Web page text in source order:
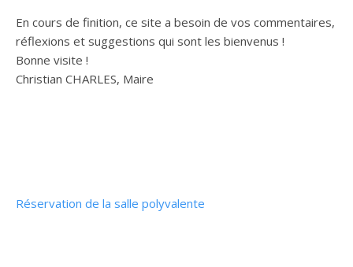
En cours de finition, ce site a besoin de vos commentaires,
réflexions et suggestions qui sont les bienvenus !
Bonne visite !
Christian CHARLES, Maire
Réservation de la salle polyvalente